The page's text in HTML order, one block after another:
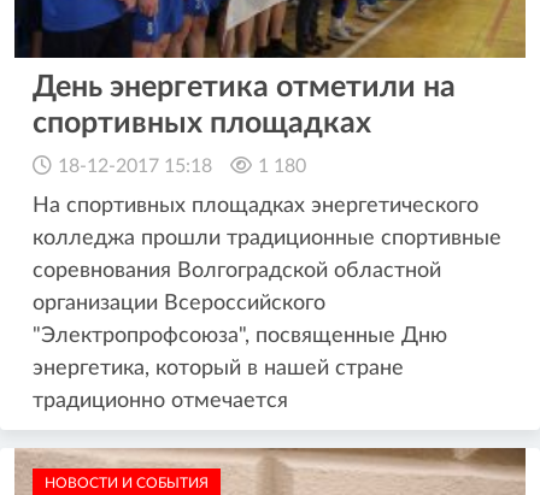
День энергетика отметили на
спортивных площадках
18-12-2017 15:18 1 180
На спортивных площадках энергетического
колледжа прошли традиционные спортивные
соревнования Волгоградской областной
организации Всероссийского
"Электропрофсоюза", посвященные Дню
энергетика, который в нашей стране
традиционно отмечается
НОВОСТИ И СОБЫТИЯ